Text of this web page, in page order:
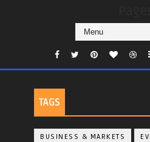
TAGS
BUSINESS & MARKETS